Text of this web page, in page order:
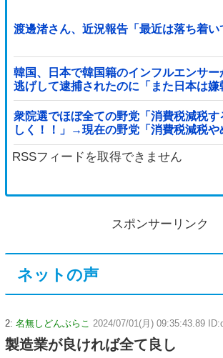
渡邊渚さん、近況報告「最近は落ち着い
韓国、日本で韓国籍のインフルエンサー
逃げして逮捕されたのに「また日本は嫌
いる」と決めつけて責任転嫁
衆院選でほぼ全ての野党「消費税減税す
しく！！」→現在の野党「消費税減税や
どうするんだ！！」他
RSSフィードを取得できません
スポンサーリンク
ネットの声
2: 名無しどんぶらこ 2024/07/01(月) 09:35:43.89
製造業が良ければ全て良し